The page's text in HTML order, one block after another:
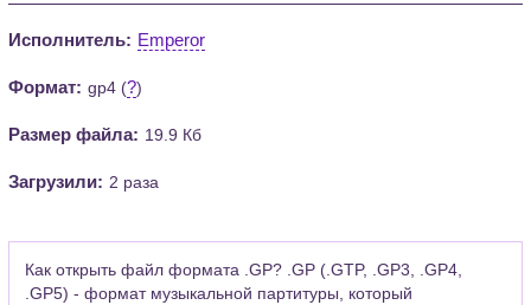
Исполнитель: Emperor
Формат: gp4 (?)
Размер файла: 19.9 Кб
Загрузили: 2 раза
Как открыть файл формата .GP? .GP (.GTP, .GP3, .GP4,
.GP5) - формат музыкальной партитуры, который